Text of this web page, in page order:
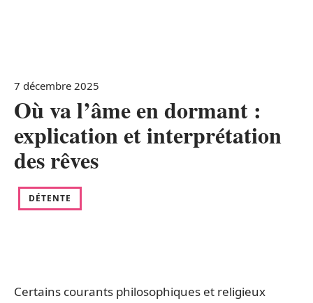
7 décembre 2025
Où va l’âme en dormant :
explication et interprétation
des rêves
DÉTENTE
Certains courants philosophiques et religieux